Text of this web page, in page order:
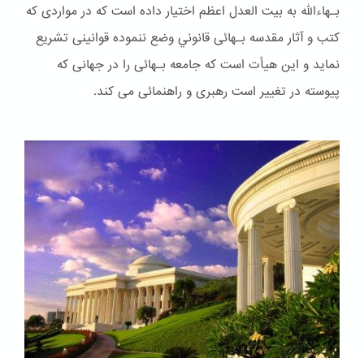
بـهاءالله به بیت العدل اعظم اختیار داده است که در مواردی که
کتب و آثار مقدسه بـهائی قانوني وضع ننموده قوانینی تشریع
نماید و این هیأت است که جامعه بـهائی را در جهانی که
پیوسته در تغییر است رهبری و راهنمائی می کند.